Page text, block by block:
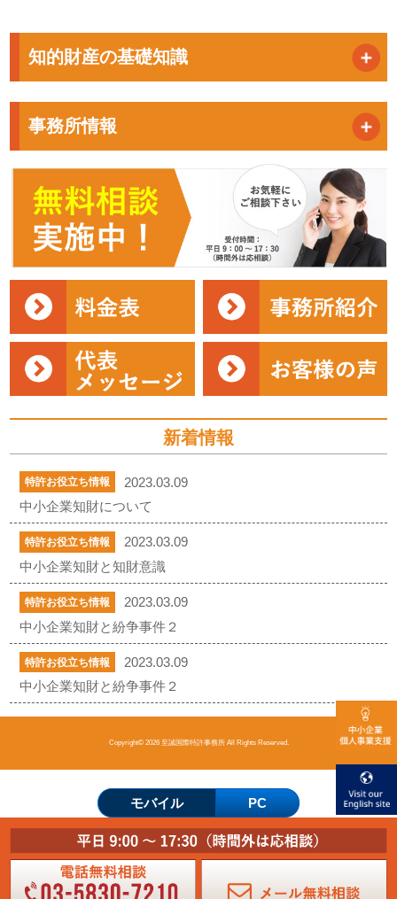
知的財産の基礎知識
事務所情報
新着情報
特許お役立ち情報
2023.03.09
中小企業知財について
特許お役立ち情報
2023.03.09
中小企業知財と知財意識
特許お役立ち情報
2023.03.09
中小企業知財と紛争事件２
特許お役立ち情報
2023.03.09
中小企業知財と紛争事件２
Copyright© 2026 至誠国際特許事務所 All Rights Reserved.
モバイル PC